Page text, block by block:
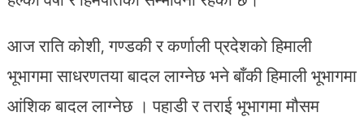
आज राति कोशी, गण्डकी र कर्णाली प्रदेशको हिमाली
भूभागमा साधरणतया बादल लाग्नेछ भने बाँकी हिमाली भूभागमा
आंशिक बादल लाग्नेछ । पहाडी र तराई भूभागमा मौसम